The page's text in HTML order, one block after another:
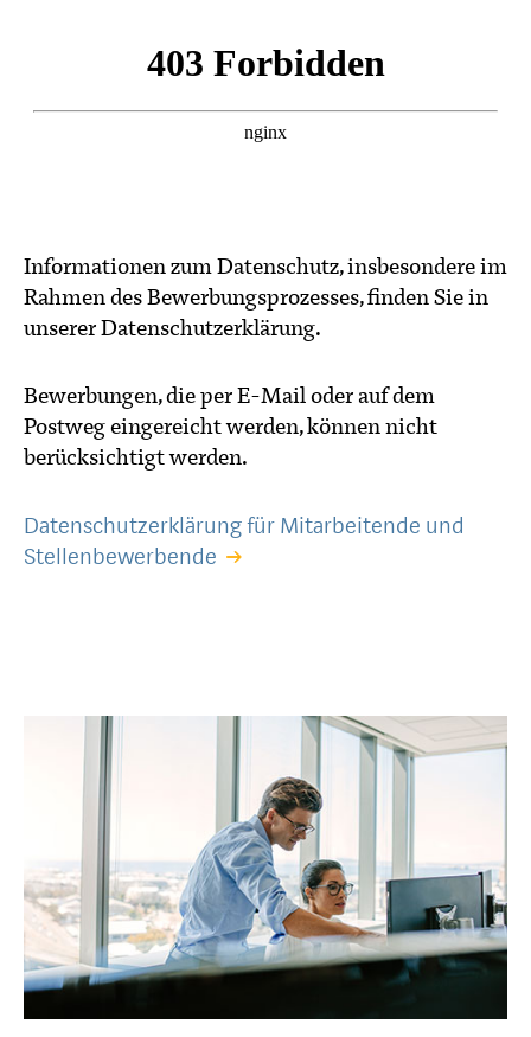
Informationen zum Datenschutz, insbesondere im
Rahmen des Bewerbungsprozesses, finden Sie in
unserer Datenschutzerklärung.
Bewerbungen, die per E-Mail oder auf dem
Postweg eingereicht werden, können nicht
berücksichtigt werden.
Datenschutzerklärung für Mitarbeitende und
Stellenbewerbende